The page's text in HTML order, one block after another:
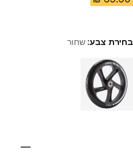
בחירת צבע:שחור
Choose a variant